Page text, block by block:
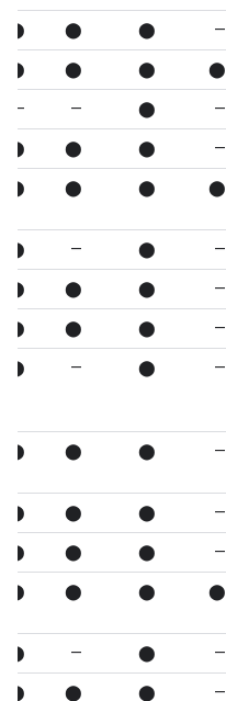
—
⬤
⬤
⬤
⬤
⬤
⬤
⬤
—
⬤
—
—
—
⬤
⬤
⬤
⬤
⬤
⬤
⬤
—
⬤
—
⬤
—
⬤
⬤
⬤
—
⬤
⬤
⬤
—
⬤
—
⬤
—
⬤
⬤
⬤
—
⬤
⬤
⬤
—
⬤
⬤
⬤
⬤
⬤
⬤
⬤
—
⬤
—
⬤
—
⬤
⬤
⬤